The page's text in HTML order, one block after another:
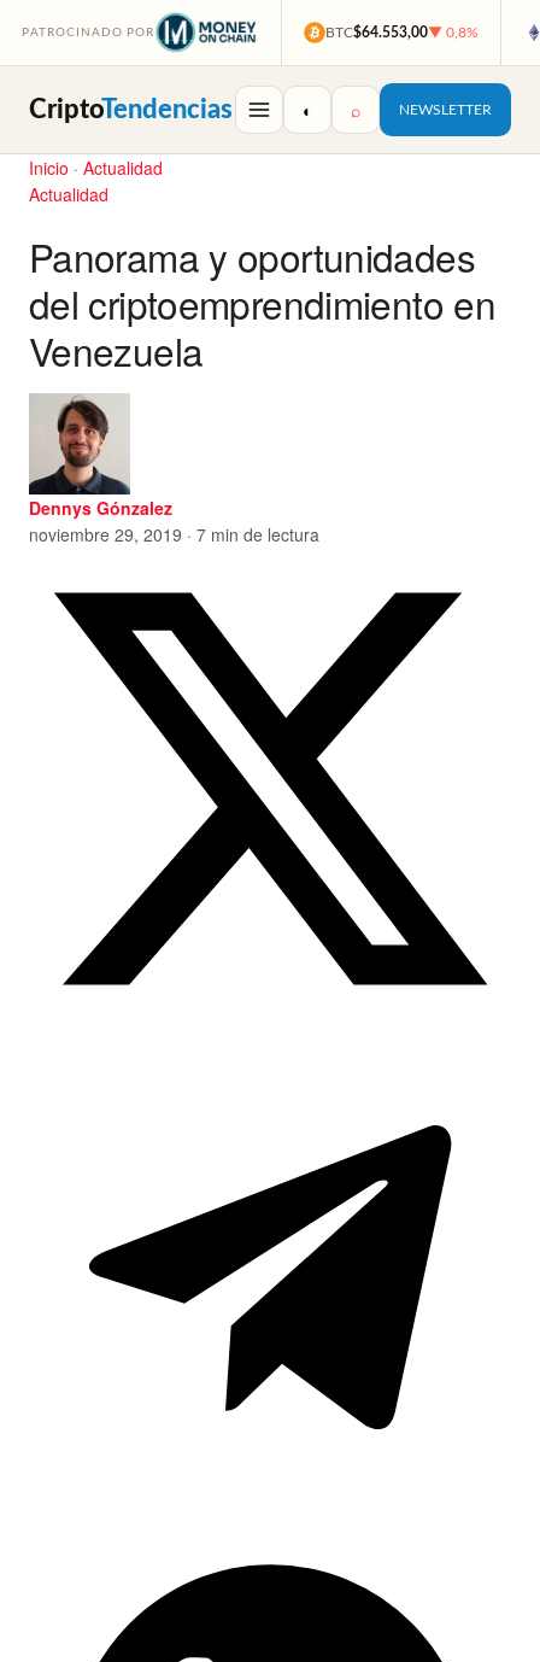
PATROCINADO POR BTC$64.553,00▼ 0,8%
CriptoTendencias ◐ ⌕ NEWSLETTER
Inicio · Actualidad
Actualidad
Panorama y oportunidades
del criptoemprendimiento en
Venezuela
Dennys Gónzalez
noviembre 29, 2019 · 7 min de lectura